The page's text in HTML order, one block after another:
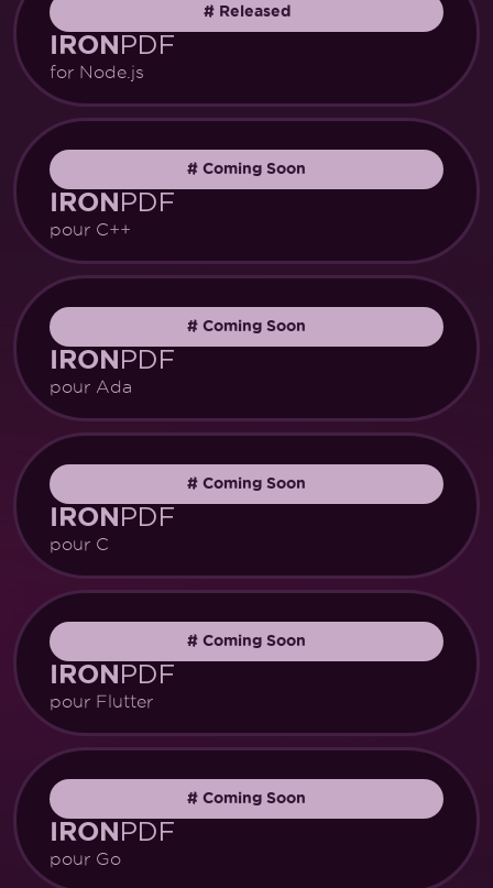
#Released
IRONPDF
for Node.js
# Coming Soon
IRONPDF
pour C++
# Coming Soon
IRONPDF
pour Ada
# Coming Soon
IRONPDF
pour C
# Coming Soon
IRONPDF
pour Flutter
# Coming Soon
IRONPDF
pour Go